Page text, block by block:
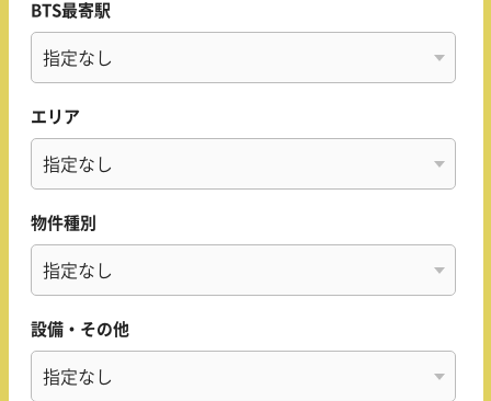
BTS最寄駅
エリア
物件種別
設備・その他